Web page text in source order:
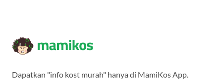
Dapatkan "info kost murah" hanya di MamiKos App.